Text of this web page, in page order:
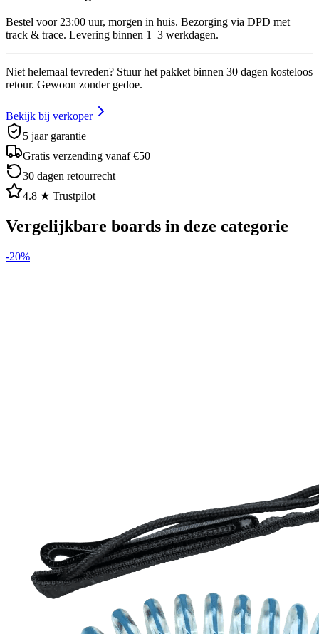
Bestel voor 23:00 uur, morgen in huis. Bezorging via DPD met
track & trace. Levering binnen 1–3 werkdagen.
Niet helemaal tevreden? Stuur het pakket binnen 30 dagen kosteloos
retour. Gewoon zonder gedoe.
Bekijk bij verkoper
5 jaar garantie
Gratis verzending vanaf €50
30 dagen retourrecht
4.8 ★ Trustpilot
Vergelijkbare boards in deze categorie
-20%